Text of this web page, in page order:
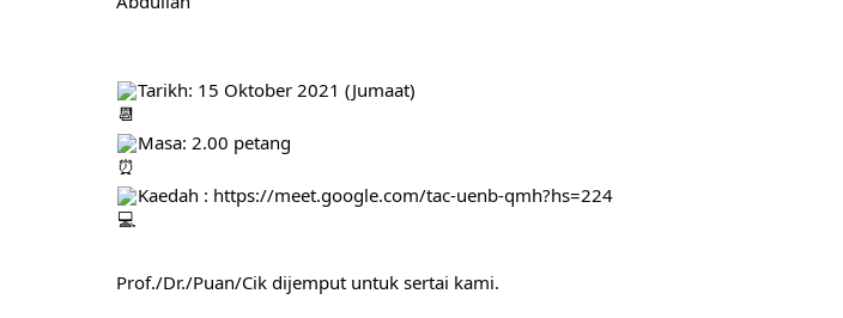
Tarikh: 15 Oktober 2021 (Jumaat)
Masa: 2.00 petang
Kaedah : https://meet.google.com/tac-uenb-qmh?hs=224
Prof./Dr./Puan/Cik dijemput untuk sertai kami.